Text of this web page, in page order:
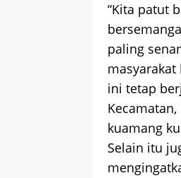
“Kita patut
paling
ini tetap
kuamang
Selain itu